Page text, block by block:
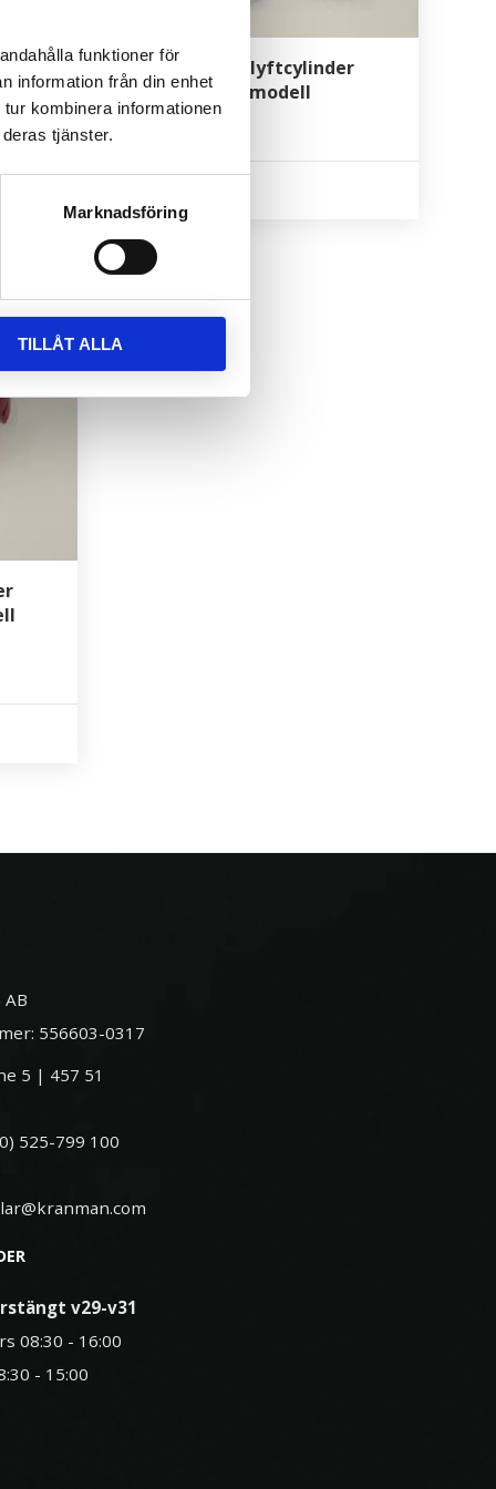
funktioner för
information från din enhet
kombinera informationen
tjänster.
Marknadsföring
TILLÅT ALLA
Packningssats lyftcylinder
M46/M56 liten modell
556603-0317
5 | 457 51
525-799 100
v29-v31
08:30 - 16:00
- 15:00